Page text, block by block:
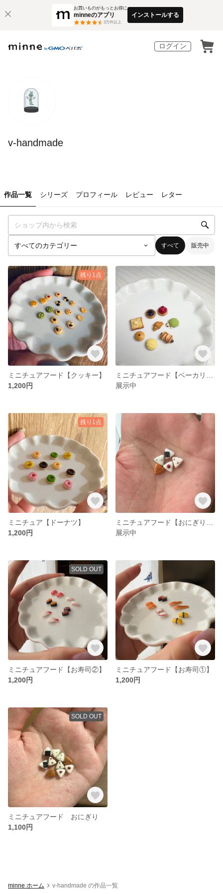
お買いものがもっとお得に
minneのアプリ
3万件以上
インストールする
ログイン
v-handmade
作品一覧 シリーズ プロフィール レビュー レター
すべて 販売中
残り1点
ミニチュアフード【クッキー】
1,200円
展示中
残り1点
ミニチュア【ドーナツ】
1,200円
展示中
SOLD OUT
ミニチュアフード【お寿司②】
1,200円
ミニチュアフード【お寿司①】
1,200円
SOLD OUT
ミニチュアフード おにぎり
1,100円
minne ホーム v-handmade の作品一覧